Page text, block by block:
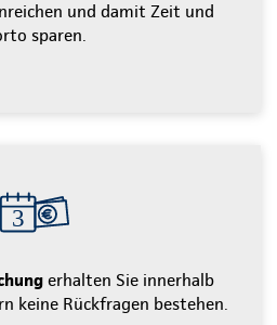
und damit Zeit und
sparen.
erhalten Sie innerhalb
keine Rückfragen bestehen.